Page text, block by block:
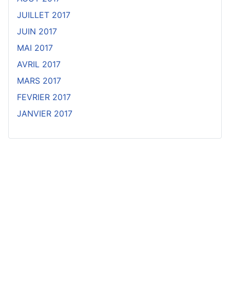
JUILLET 2017
JUIN 2017
MAI 2017
AVRIL 2017
MARS 2017
FEVRIER 2017
JANVIER 2017